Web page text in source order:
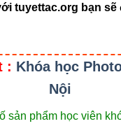
tuyettac.org bạn
: Khóa học
Nội
sản phẩm học viên